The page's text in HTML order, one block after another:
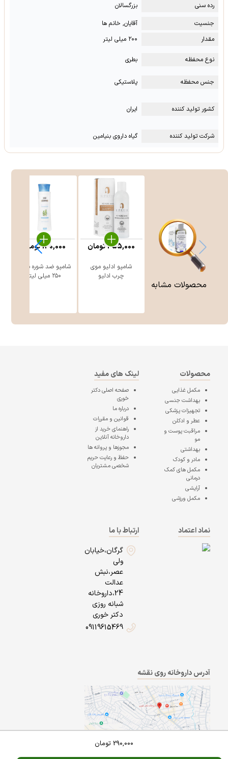
رده سنی
بزرگسالان
جنسیت
آقایان, خانم ها
مقدار
۲۰۰ میلی لیتر
نوع محفظه بطری
جنس محفظه پلاستیکی
کشور تولید کننده ایران
شرکت تولید کننده گیاه داروی بنیامین
محصولات مشابه
شامپو ادلیو موی
چرب ادلیو
455,000تومان
شامپو ضد شوره سینره
۲۵۰ میلی لیتر
130,000تومان
290,000 تومان
محصولات
مکمل غذایی
بهداشت جنسی
تجهیزات پزشکی
عطر و ادکلن
مراقبت پوست و
مو
بهداشتی
مادر و کودک
مکمل های کمک
درمانی
آرایشی
مکمل ورزشی
لینک های مفید
صفحه اصلیدکتر
خوری
درباره ما
قوانین و مقررات
راهنمای خرید از
داروخانه آنلاین
مجوزها و پروانه ها
حفظ و رعایت حریم
شخصی مشتریان
نماد اعتماد
ارتباط با ما
گرگان،خیابان
ولی
عصر،نبش
عدالت
24،داروخانه
شبانه روزی
دکتر خوری
09119615469
آدرس داروخانه روی نقشه